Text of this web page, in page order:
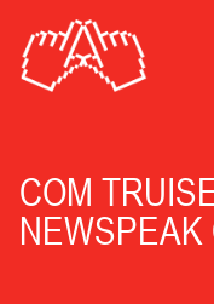
COM
NEWSPEAK